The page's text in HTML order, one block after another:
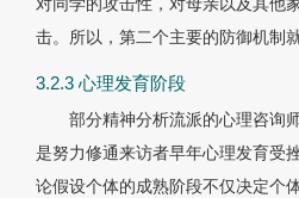
对同学的攻击性，对母亲以及其他
击。所以，第二个主要的防御机制
3.2.3 心理发育阶段
部分精神分析流派的心理咨询
是努力修通来访者早年心理发育受
论假设个体的成熟阶段不仅决定个